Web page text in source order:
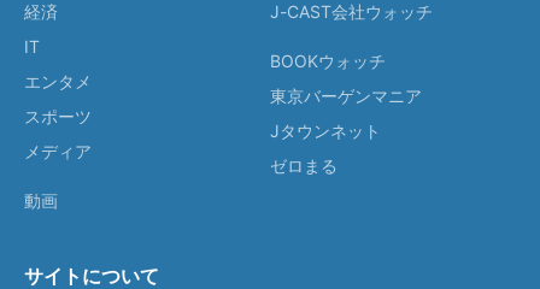
経済
IT
エンタメ
スポーツ
メディア
動画
J-CAST会社ウォッチ
BOOKウォッチ
東京バーゲンマニア
Jタウンネット
ゼロまる
サイトについて